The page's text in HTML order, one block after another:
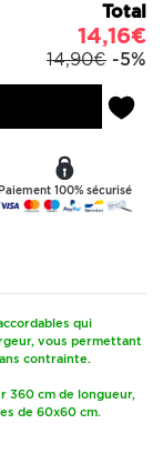
Total
14,16€
14,90€ -5%
Paiement 100% sécurisé
qui
vous permettant
contrainte.
360 cm de longueur,
de 60x60 cm.